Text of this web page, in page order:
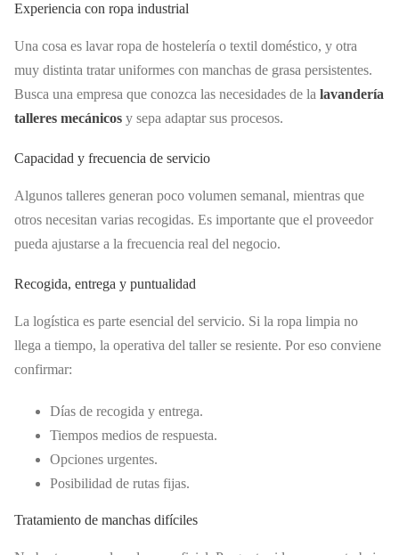
Experiencia con ropa industrial
Una cosa es lavar ropa de hostelería o textil doméstico, y otra
muy distinta tratar uniformes con manchas de grasa persistentes.
Busca una empresa que conozca las necesidades de la lavandería
talleres mecánicos y sepa adaptar sus procesos.
Capacidad y frecuencia de servicio
Algunos talleres generan poco volumen semanal, mientras que
otros necesitan varias recogidas. Es importante que el proveedor
pueda ajustarse a la frecuencia real del negocio.
Recogida, entrega y puntualidad
La logística es parte esencial del servicio. Si la ropa limpia no
llega a tiempo, la operativa del taller se resiente. Por eso conviene
confirmar:
Días de recogida y entrega.
Tiempos medios de respuesta.
Opciones urgentes.
Posibilidad de rutas fijas.
Tratamiento de manchas difíciles